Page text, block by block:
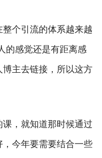
个引流的体系越来越
的感觉还是有距离感
主去链接，所以这方
，就知道那时候通过
今年要需要结合一些